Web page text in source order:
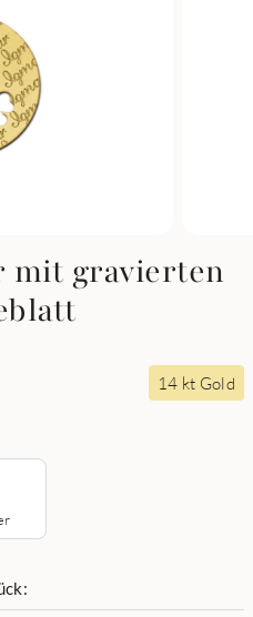
mit gravierten
14 kt Gold